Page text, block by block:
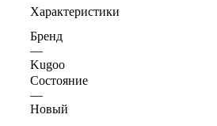
Характеристики
Бренд
—
Kugoo
Состояние
—
Новый